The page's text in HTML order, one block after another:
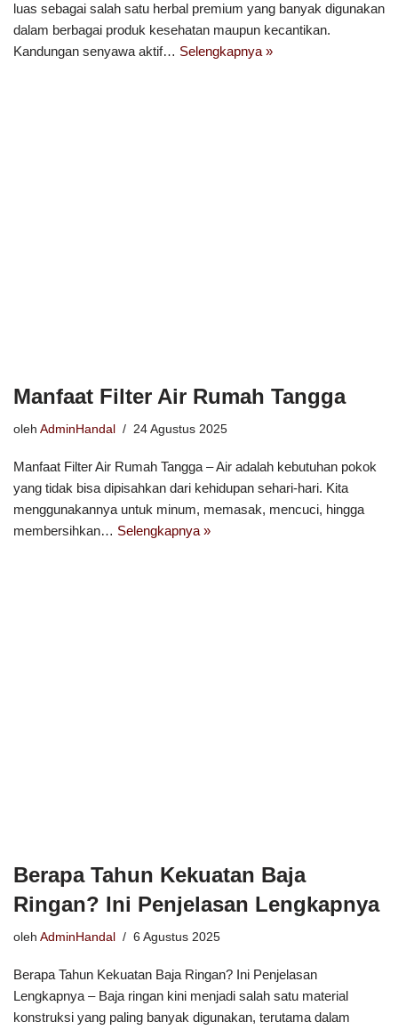
luas sebagai salah satu herbal premium yang banyak digunakan
dalam berbagai produk kesehatan maupun kecantikan.
Kandungan senyawa aktif… Selengkapnya »
Manfaat Filter Air Rumah Tangga
oleh AdminHandal 24 Agustus 2025
Manfaat Filter Air Rumah Tangga – Air adalah kebutuhan pokok
yang tidak bisa dipisahkan dari kehidupan sehari-hari. Kita
menggunakannya untuk minum, memasak, mencuci, hingga
membersihkan… Selengkapnya »
Berapa Tahun Kekuatan Baja
Ringan? Ini Penjelasan Lengkapnya
oleh AdminHandal 6 Agustus 2025
Berapa Tahun Kekuatan Baja Ringan? Ini Penjelasan
Lengkapnya – Baja ringan kini menjadi salah satu material
konstruksi yang paling banyak digunakan, terutama dalam